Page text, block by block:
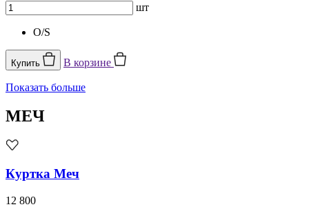
шт
O/S
Купить В корзине
Показать больше
МЕЧ
Куртка Меч
12 800